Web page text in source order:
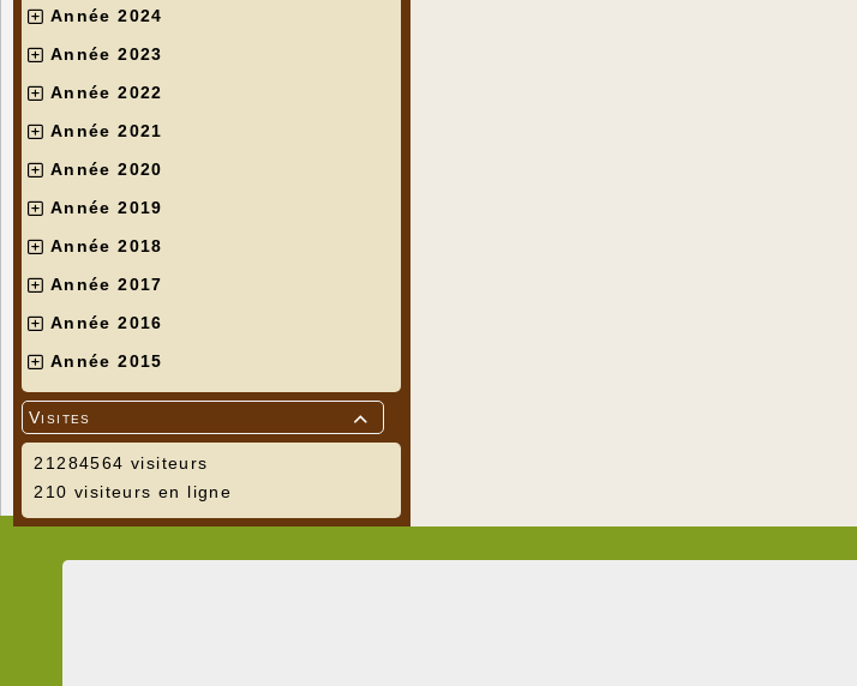
Année 2024
Année 2023
Année 2022
Année 2021
Année 2020
Année 2019
Année 2018
Année 2017
Année 2016
Année 2015

Visites
21284564 visiteurs
210 visiteurs en ligne